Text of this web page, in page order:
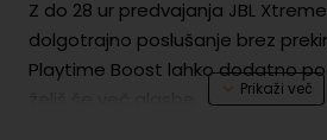
Z do 28 ur predvajanja JBL
dolgotrajno poslušanje brez
Playtime Boost lahko dodatno